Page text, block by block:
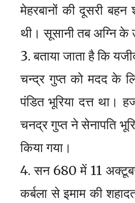
मेहरबानों की दूसरी
थी। सूसानी तब अग्नि
बताया जाता है कि
चन्द्र गुप्त को मदद के
पंडित भूरिया दत्त था।
चनद्र गुप्त ने सेनापति
किया गया।
सन 680 में 11
कर्बला से इमाम की